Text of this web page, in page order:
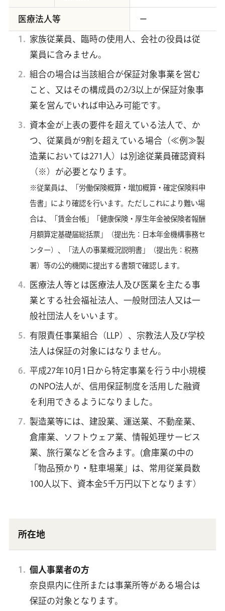
医療法人等 －
家族従業員、臨時の使用人、会社の役員は従
業員に含みません。
組合の場合は当該組合が保証対象事業を営む
こと、又はその構成員の2/3以上が保証対象事
業を営んでいれば申込み可能です。
資本金が上表の要件を超えている法人で、か
つ、従業員が9割を超えている場合（≪例≫製
造業においては271人）は別途従業員確認資料
（※）が必要となります。
※従業員は、「労働保険概算・増加概算・確定保険料申
告書」により確認を行います。ただしこれにより難い場
合は、「賃金台帳」「健康保険・厚生年金被保険者報酬
月額算定基礎届総括票」（提出先：日本年金機構事務セ
ンター）、「法人の事業概況説明書」（提出先：税務
署）等の公的機関に提出する書類で確認します。
医療法人等とは医療法人及び医業を主たる事
業とする社会福祉法人、一般財団法人又は一
般社団法人をいいます。
有限責任事業組合（LLP）、宗教法人及び学校
法人は保証の対象にはなりません。
平成27年10月1日から特定事業を行う中小規模
のNPO法人が、信用保証制度を活用した融資
を利用できるようになりました。
製造業等には、建設業、運送業、不動産業、
倉庫業、ソフトウェア業、情報処理サービス
業、旅行業などを含みます。(倉庫業の中の
「物品預かり・駐車場業」は、常用従業員数
100人以下、資本金5千万円以下となります）
所在地
個人事業者の方
奈良県内に住所または事業所等がある場合は
保証の対象となります。